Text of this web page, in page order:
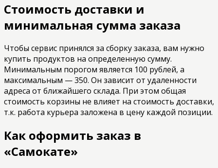
Стоимость доставки и
минимальная сумма заказа
Чтобы сервис принялся за сборку заказа, вам нужно
купить продуктов на определенную сумму.
Минимальным порогом является 100 рублей, а
максимальным — 350. Он зависит от удаленности
адреса от ближайшего склада. При этом общая
стоимость корзины не влияет на стоимость доставки,
т.к. работа курьера заложена в цену каждой позиции.
Как оформить заказ в
«Самокате»